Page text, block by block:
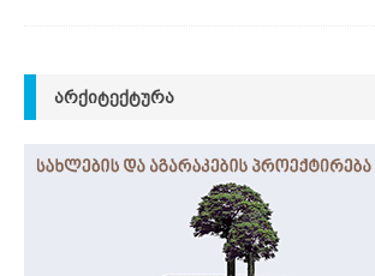
ᲐᲠᲥᲘᲢᲔᲥᲢᲣᲠᲐ